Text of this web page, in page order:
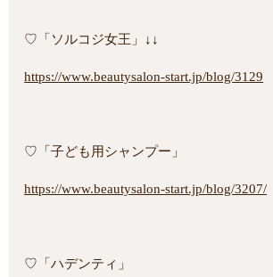
♡「ソルコジ女王」↓↓
https://www.beautysalon-start.jp/blog/3129
♡「子ども用シャンプー」
https://www.beautysalon-start.jp/blog/3207/
♡「ハデンティ」